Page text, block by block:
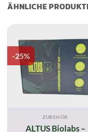
ÄHNLICHE
-25%
ZUBEHÖR
ALTUS Biolabs –